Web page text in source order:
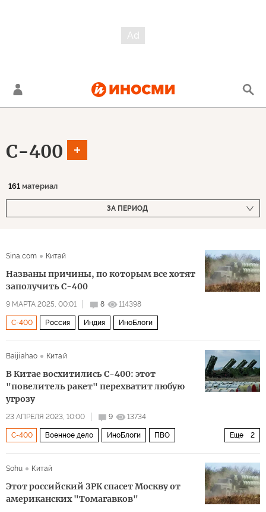
С-400
161 материал
ЗА ПЕРИОД
Sina.com Китай
Названы причины, по которым все хотят
заполучить С-400
9 МАРТА 2025, 00:01 8 114398
С-400 Россия Индия ИноБлоги
Baijiahao Китай
В Китае восхитились С-400: этот
"повелитель ракет" перехватит любую
угрозу
23 АПРЕЛЯ 2023, 10:00 9 13734
Еще 2
С-400 Военное дело ИноБлоги ПВО
Sohu
Китай
Этот российский ЗРК спасет Москву от
американских "Томагавков"